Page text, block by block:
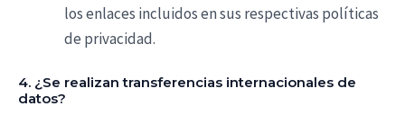
los enlaces incluidos en sus respectivas políticas
de privacidad.
4. ¿Se realizan transferencias internacionales de
datos?